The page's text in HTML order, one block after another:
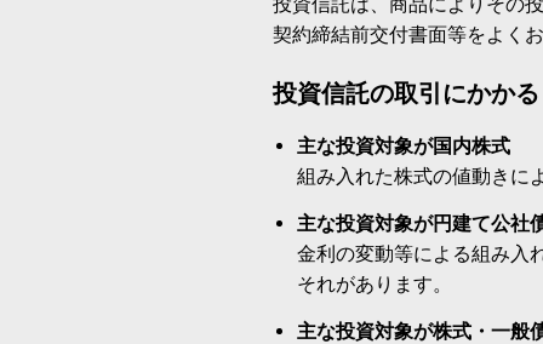
契約締結前交付書面等をよく
投資信託の取引にかか
主な投資対象が国内株式
組み入れた株式の値動きに
主な投資対象が円建て公社
金利の変動等による組み入
それがあります。
主な投資対象が株式・一般